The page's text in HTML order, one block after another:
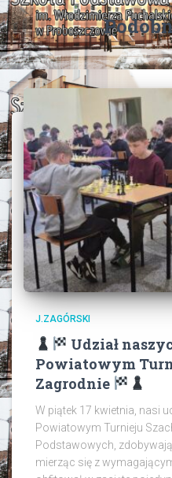
J.ZAGÓRSKI
Udział
Powiatowym
Zagrodnie
W piątek 17 kwietnia, nasi
Powiatowym Turnieju
Podstawowych,
mierząc się z